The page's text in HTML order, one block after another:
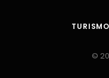
TURISMO
©